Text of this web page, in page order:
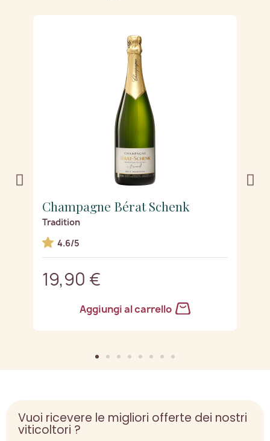
Champagne Bérat Schenk
Tradition
4.6/5
19,90 €
Aggiungi al carrello
Vuoi ricevere le migliori offerte dei nostri
viticoltori ?